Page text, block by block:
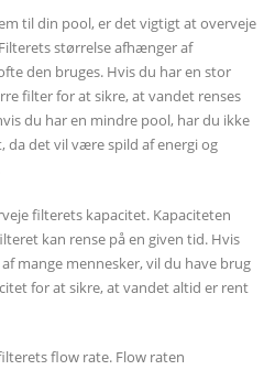
til din pool, er det vigtigt at overveje
størrelse afhænger af
den bruges. Hvis du har en stor
filter for at sikre, at vandet renses
du har en mindre pool, har du ikke
det vil være spild af energi og
filterets kapacitet. Kapaciteten
kan rense på en given tid. Hvis
mange mennesker, vil du have brug
for at sikre, at vandet altid er rent
flow rate. Flow raten